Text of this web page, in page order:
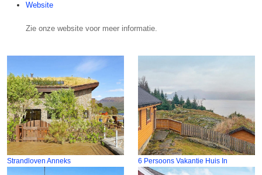
Website
Zie onze website voor meer informatie.
Strandloven Anneks 6 Persoons Vakantie Huis In